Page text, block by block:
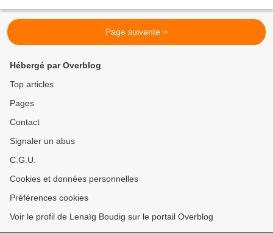
Page suivante >
Hébergé par Overblog
Top articles
Pages
Contact
Signaler un abus
C.G.U.
Cookies et données personnelles
Préférences cookies
Voir le profil de Lenaïg Boudig sur le portail Overblog